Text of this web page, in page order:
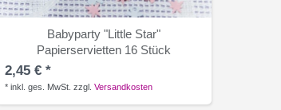
Babyparty "Little Star"
Papierservietten 16 Stück
2,45 € *
*inkl. ges. MwSt. zzgl.Versandkosten